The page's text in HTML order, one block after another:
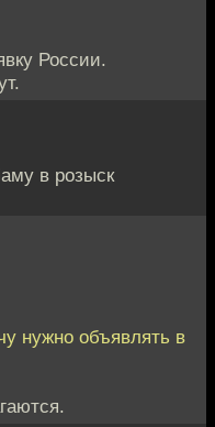
России.
в розыск
нужно объявлять в